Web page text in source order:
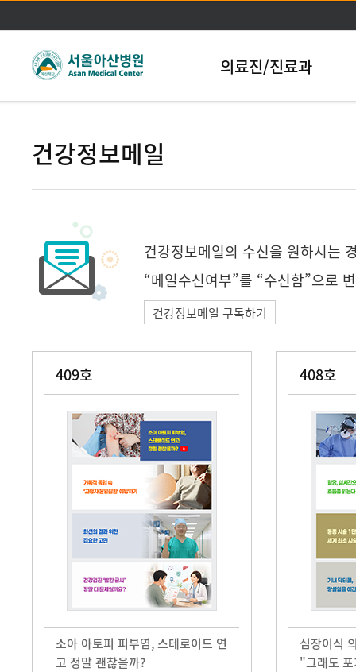
본문바로가기
의료진/진료과
건강정보메일
건강정보메일의 수신을 원하시는
“메일수신여부”를 “수신함”으로
건강정보메일 구독하기
409호
소아 아토피 피부염, 스테로이드 연
고 정말 괜찮을까?
408호
심장이식
"그래도